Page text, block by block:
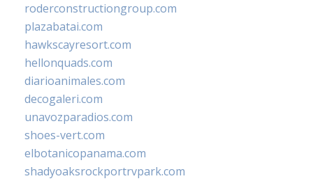
roderconstructiongroup.com
plazabatai.com
hawkscayresort.com
hellonquads.com
diarioanimales.com
decogaleri.com
unavozparadios.com
shoes-vert.com
elbotanicopanama.com
shadyoaksrockportrvpark.com